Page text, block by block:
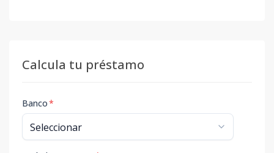
Calcula tu préstamo
Banco*